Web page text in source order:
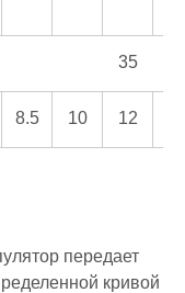
35
8.5 10 12
передает
кривой